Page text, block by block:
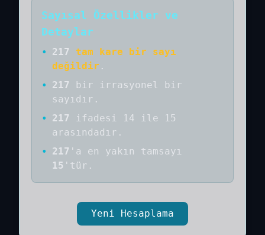
Sayısal Özellikler ve
Detaylar
• 217
tam kare bir sayı
değildir .
•
217 bir
irrasyonel bir
sayıdır .
•
217
ifadesi 14 ile 15
arasındadır.
•
217 'a en yakın tamsayı
15 'tür.
Yeni Hesaplama